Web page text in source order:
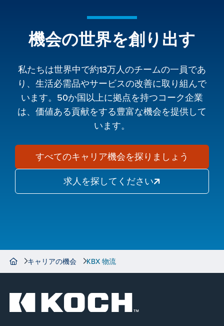
機会の世界を創り出す
私たちは世界中で約13万人のチームの一員であ
り、生活必需品やサービスの改善に取り組んで
います。50か国以上に拠点を持つコーク企業
は、価値ある貢献をする豊富な機会を提供して
います。
すべてのキャリア機会を探りましょう
求人を探してください
キャリアの機会 KBX 物流